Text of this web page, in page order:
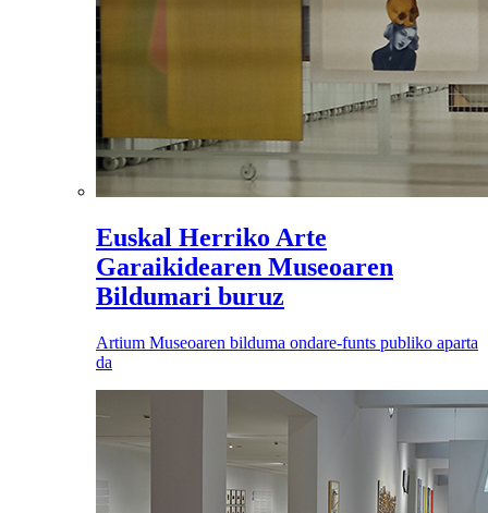
Euskal Herriko Arte
Garaikidearen Museoaren
Bildumari buruz
Artium Museoaren bilduma ondare-funts publiko aparta
da